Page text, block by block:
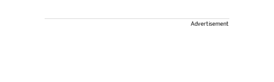
Advertisement